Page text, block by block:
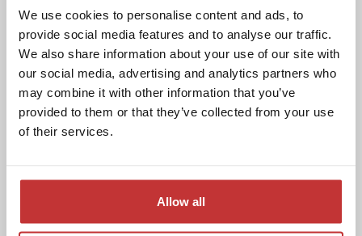
We use cookies to personalise content and ads, to
provide social media features and to analyse our traffic.
We also share information about your use of our site with
our social media, advertising and analytics partners who
may combine it with other information that you’ve
provided to them or that they’ve collected from your use
of their services.
Allow all